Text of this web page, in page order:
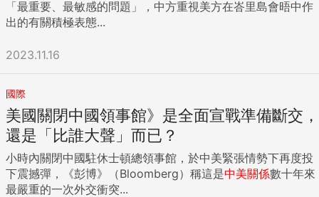
「最重要、最敏感的問題」，中方重視美方在峇里島會晤中作
出的有關積極表態...
2023.11.16
國際
美國關閉中國領事館》是全面宣戰準備斷交，
還是「比誰大聲」而已？
小時內關閉中國駐休士頓總領事館，於中美緊張情勢下再度投
下震撼彈，《彭博》（Bloomberg）稱這是中美關係數十年來
最嚴重的一次外交衝突...